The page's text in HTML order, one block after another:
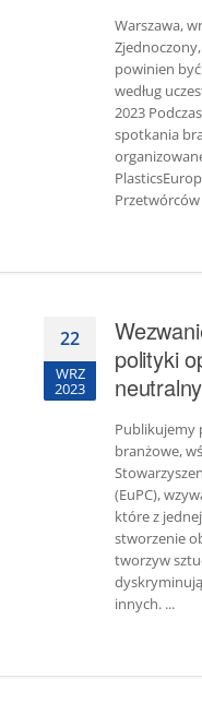
Warszawa,
powinien
według
2023
spotkania
22
WRZ
2023
polityki
Publikujemy
branżowe,
(EuPC),
które z
stworzenie
tworzyw
innych. ...